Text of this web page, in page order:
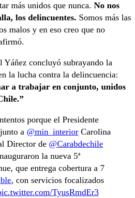
más unidos que nunca. No nos
los delincuentes. Somos más las
malos y en eso creo que no
Yáñez concluyó subrayando la
la lucha contra la delincuencia:
a trabajar en conjunto, unidos
porque el Presidente
a @min_interior Carolina
Director de @Carabdechile
la nueva 5ª
que entrega cobertura a 7
, con servicios focalizados
TyusRmdEr3